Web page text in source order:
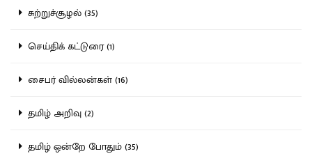
சுற்றுச்சூழல் (35)
செய்திக் கட்டுரை (1)
சைபர் வில்லன்கள் (16)
தமிழ் அறிவு (2)
தமிழ் ஒன்றே போதும் (35)